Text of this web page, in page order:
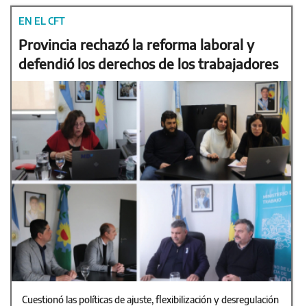
EN EL CFT
Provincia rechazó la reforma laboral y
defendió los derechos de los trabajadores
Cuestionó las políticas de ajuste, flexibilización y desregulación